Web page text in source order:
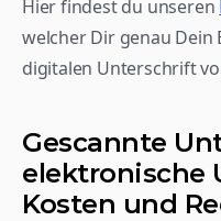
Hier findest du unseren
welcher Dir genau
digitalen Unterschrift
Gescannte
elektronische
Kosten und